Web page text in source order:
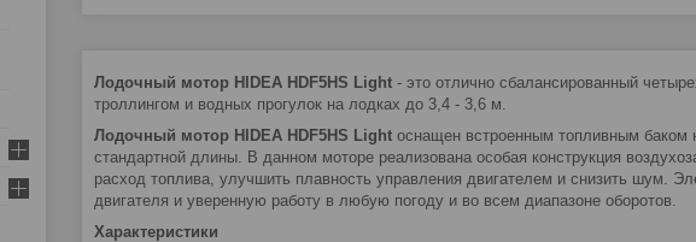
Лодочный мотор HIDEA HDF5HS Light - это отлично сбалансированный
троллингом и водных прогулок на лодках до 3,4 - 3,6 м.
Лодочный мотор HIDEA HDF5HS Light оснащен встроенным топливным
стандартной длины. В данном моторе реализована особая конструкция
расход топлива, улучшить плавность управления двигателем и снизить шум.
двигателя и уверенную работу в любую погоду и во всем диапазоне оборотов.
Характеристики